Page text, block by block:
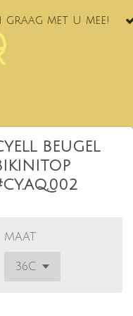
mee!
BEUGEL
MAAT